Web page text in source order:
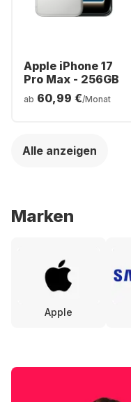
Apple iPhone 17
Pro Max - 256GB
ab 60,99 €/Monat
Alle anzeigen
Marken
Apple